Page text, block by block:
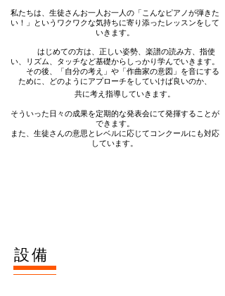
私たちは、生徒さんお一人お一人の「こんなピアノが弾きた
い！」というワクワクな気持ちに寄り添ったレッスンをして
いきます。
はじめての方は、正しい姿勢、楽譜の読み方、指使
い、リズム、タッチなど基礎からしっかり学んでいきます。
その後、「自分の考え」や「作曲家の意図 」を音にする
ために、どのようにアプローチをしていけば良いのか、
​ 共に考え指導していきます。
そういった日々の成果を定期的な発表会にて発揮することが
できます。
また、生徒さんの意思とレベルに応じてコンクールにも対応
しています。
​設備